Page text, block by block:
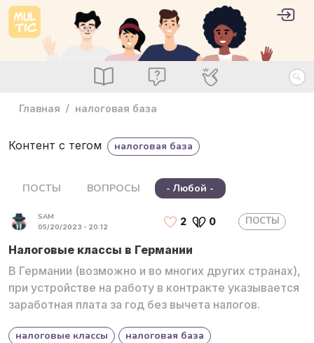
Перейти к основному содержанию
Посты ВопросыСпециалисты
User
Главная налоговая база
Контент с тегом налоговая база
ПОСТЫ ВОПРОСЫ - Любой -
SAM
05/20/2023 - 20:12 2 0 ПОСТЫ
Налоговые классы в Германии
В Германии (возможно и во многих других странах),
при устройстве на работу в контракте указывается
заработная плата за год без вычета налогов.
налоговые классы
налоговая база